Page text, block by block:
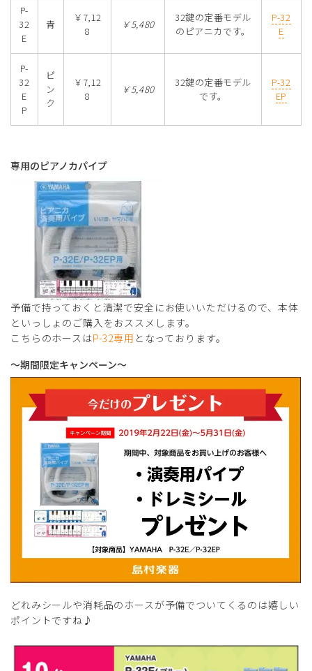
P-
32
E
青
￥7,12
8
￥5,480
32鍵の定番モデル
のピアニカです。
P-32
E
P-
32
E
P
ピ
ン
ク
￥7,12
8
￥5,480
32鍵の定番モデル
です。
P-32
EP
専用のピアノカパイプ
予備で持っておくと清潔で安全にお使いいただけるので、本体
といっしょのご購入をおススメします。
こちらのホースはP-32専用 となっております。
～期間限定キャンペーン～
どれみシールや消耗品のホースが予備でついてくるのは嬉しい
ポイントですね♪